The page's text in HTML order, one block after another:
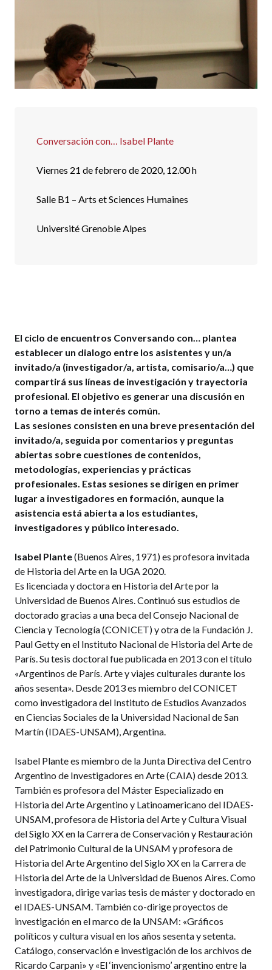
Conversación con… Isabel Plante
Viernes 21 de febrero de 2020, 12.00 h
Salle B1 – Arts et Sciences Humaines
Université Grenoble Alpes
El ciclo de encuentros Conversando con… plantea
establecer un dialogo entre los asistentes y un/a
invitado/a (investigador/a, artista, comisario/a…) que
compartirá sus líneas de investigación y trayectoria
profesional. El objetivo es generar una discusión en
torno a temas de interés común.
Las sesiones consisten en una breve presentación del
invitado/a, seguida por comentarios y preguntas
abiertas sobre cuestiones de contenidos,
metodologías, experiencias y prácticas
profesionales. Estas sesiones se dirigen en primer
lugar a investigadores en formación, aunque la
asistencia está abierta a los estudiantes,
investigadores y público interesado.
Isabel Plante(Buenos Aires, 1971) es profesora invitada
de Historia del Arte en la UGA 2020.
Es licenciada y doctora en Historia del Arte por la
Universidad de Buenos Aires. Continuó sus estudios de
doctorado gracias a una beca del Consejo Nacional de
Ciencia y Tecnología (CONICET) y otra de la Fundación J.
Paul Getty en el Instituto Nacional de Historia del Arte de
París. Su tesis doctoral fue publicada en 2013 con el título
«Argentinos de París. Arte y viajes culturales durante los
años sesenta». Desde 2013 es miembro del CONICET
como investigadora del Instituto de Estudios Avanzados
en Ciencias Sociales de la Universidad Nacional de San
Martín (IDAES-UNSAM), Argentina.
Isabel Plante es miembro de la Junta Directiva del Centro
Argentino de Investigadores en Arte (CAIA) desde 2013.
También es profesora del Máster Especializado en
Historia del Arte Argentino y Latinoamericano del IDAES-
UNSAM, profesora de Historia del Arte y Cultura Visual
del Siglo XX en la Carrera de Conservación y Restauración
del Patrimonio Cultural de la UNSAM y profesora de
Historia del Arte Argentino del Siglo XX en la Carrera de
Historia del Arte de la Universidad de Buenos Aires. Como
investigadora, dirige varias tesis de máster y doctorado en
el IDAES-UNSAM. También co-dirige proyectos de
investigación en el marco de la UNSAM: «Gráficos
políticos y cultura visual en los años sesenta y setenta.
Catálogo, conservación e investigación de los archivos de
Ricardo Carpani» y «El ‘invencionismo’ argentino entre la